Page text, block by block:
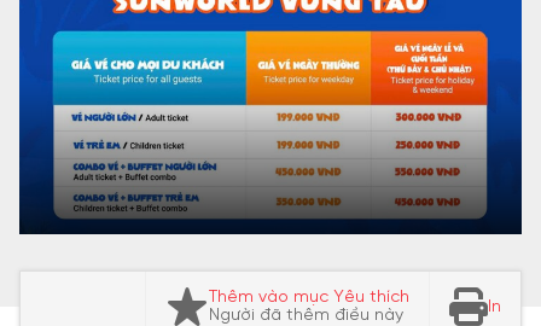
Thêm vào mục Yêu thích
Người đã thêm điều này
In